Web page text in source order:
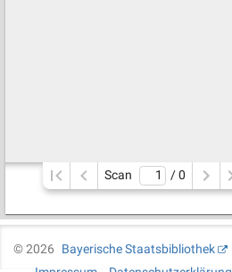
Scan / 0
©2026
Bayerische Staatsbibliothek